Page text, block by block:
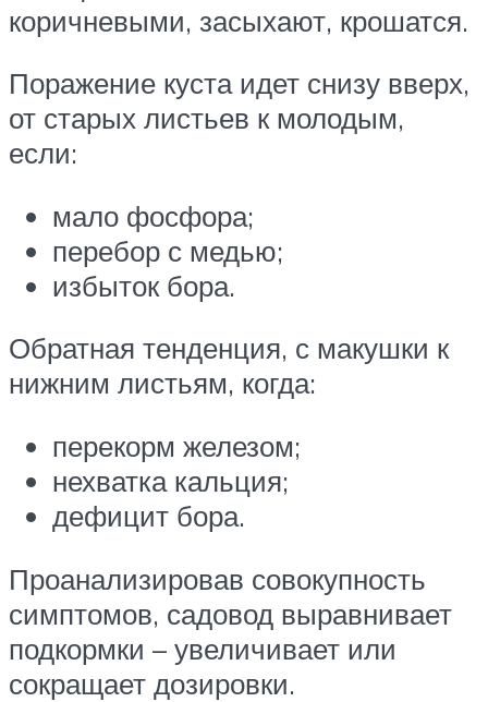
коричневыми, засыхают, крошатся.
Поражение куста идет снизу вверх,
от старых листьев к молодым,
если:
мало фосфора;
перебор с медью;
избыток бора.
Обратная тенденция, с макушки к
нижним листьям, когда:
перекорм железом;
нехватка кальция;
дефицит бора.
Проанализировав совокупность
симптомов, садовод выравнивает
подкормки – увеличивает или
сокращает дозировки.